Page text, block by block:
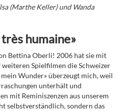
(Marthe Keller) und Wanda
humaine»
Bettina Oberli! 2006 hat sie mit
Spielfilmen die Schweizer
Wunder» überzeugt mich, weil
unterhält und
mit Reminiszenzen aus unserem
selbstverständlich, sondern das